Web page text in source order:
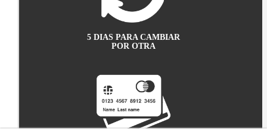
5 DIAS PARA CAMBIAR
POR OTRA